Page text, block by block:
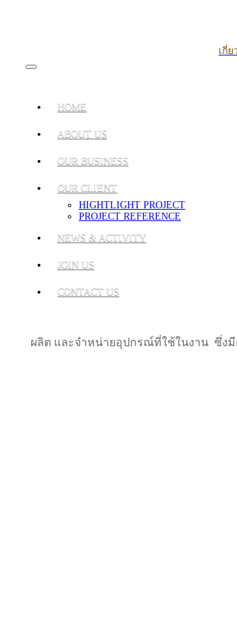
เกี่ย
HOME
ABOUT US
OUR BUSINESS
OUR CLIENT
HIGHTLIGHT PROJECT
PROJECT REFERENCE
NEWS & ACTIVITY
JOIN US
CONTACT US
ผลิต และจำหน่ายอุปกรณ์ที่ใช้ในงาน ซึ่งมี